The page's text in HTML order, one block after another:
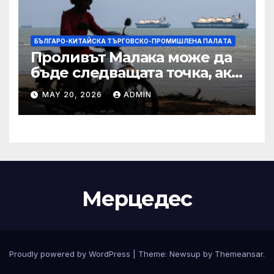
БЪЛГАРО-КИТАЙСКА ТЪРГОВСКО-ПРОМИШЛЕНА ПАЛAТА
Проливът Малака може да
бъде следващата точка, ако
Азия не внимава
MAY 20, 2026 ADMIN
Мерцедес
Proudly powered by WordPress Theme: Newsup by Themeansar.